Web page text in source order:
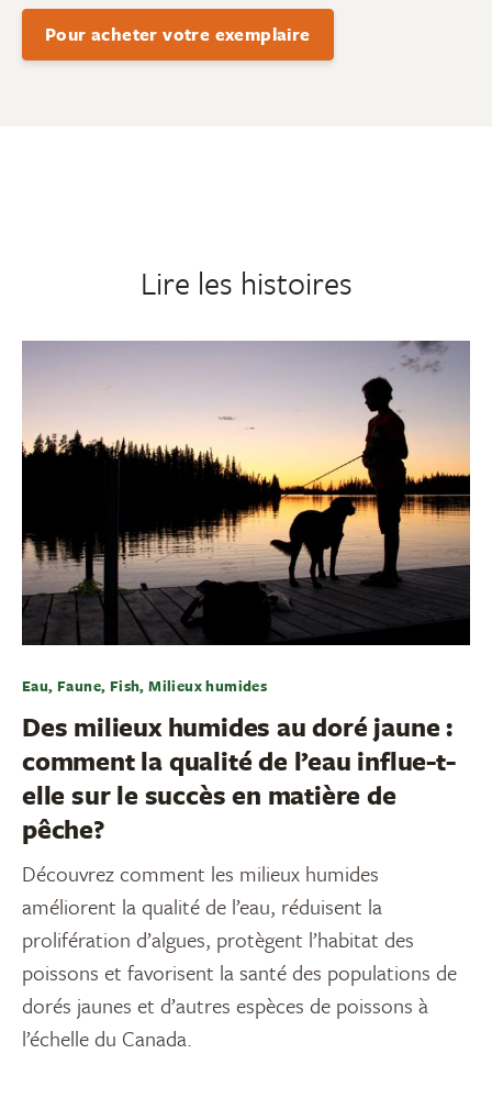
Pour acheter votre exemplaire
Lire les histoires
Eau, Faune, Fish, Milieux humides
Des milieux humides au doré jaune :
comment la qualité de l’eau influe-t-
elle sur le succès en matière de
pêche?
Découvrez comment les milieux humides
améliorent la qualité de l’eau, réduisent la
prolifération d’algues, protègent l’habitat des
poissons et favorisent la santé des populations de
dorés jaunes et d’autres espèces de poissons à
l’échelle du Canada.